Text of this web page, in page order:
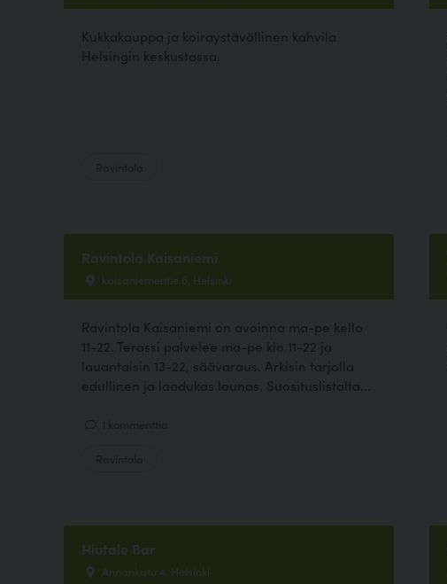
Kukkakauppa ja koiraystävällinen kahvila
Helsingin keskustassa.
Ravintola Kaisaniemi
kaisaniementie 6, Helsinki
Ravintola Kaisaniemi on avoinna ma-pe kello
11-22. Terassi palvelee ma-pe klo 11-22 ja
lauantaisin 13-22, säävaraus. Arkisin tarjolla
edullinen ja laadukas lounas. Suosituslistalta...
Hiutale Bar
Annankatu 4, Helsinki